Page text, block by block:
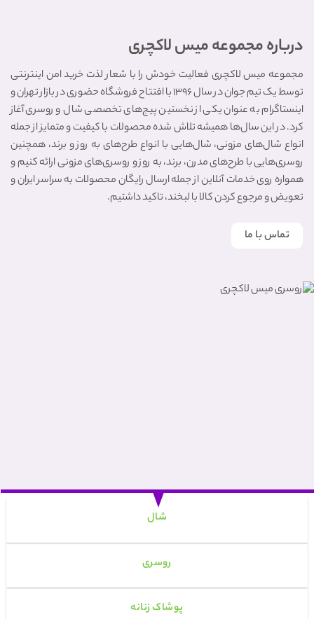
درباره مجموعه میس لاکچری
مجموعه میس لاکچری فعالیت خودش را با شعار لذت خرید امن اینترنتی
توسط یک تیم جوان در سال ۱۳۹۶ با افتتاح فروشگاه حضوری در بازار تهران و
اینستاگرام به عنوان یکی از نخستین پیج‌های تخصصی شال و روسری آغاز
کرد. در این سال‌ها همیشه تلاش شده محصولات با کیفیت و متمایز از جمله
انواع شال‌های مزونی، شال‌هایی با انواع طرح‌های به روز و برند، همچنین
روسری‌هایی با طرح‌های مدرن، برند، به روز و روسری‌های مزونی ارائه کنیم و
همواره روی خدمات آنلاین از جمله ارسال رایگان محصولات به سراسر ایران و
تعویض و مرجوع کردن کالا با لبخند، تاکید داشتیم.
تماس با ما
شال
روسری
پوشاک زنانه